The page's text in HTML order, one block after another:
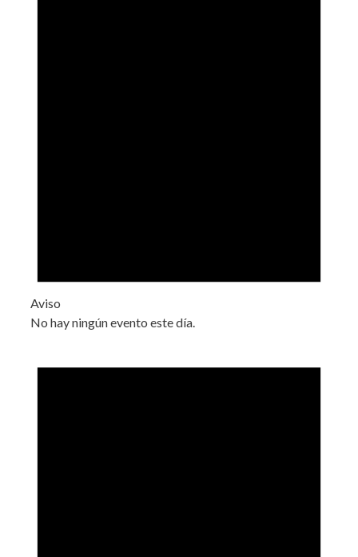
Aviso
No hay ningún evento este día.